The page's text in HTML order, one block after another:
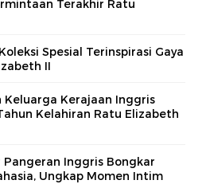
Terakhir Ratu
Spesial Terinspirasi Gaya
II
Keluarga Kerajaan Inggris
Kelahiran Ratu Elizabeth
Pangeran Inggris Bongkar
Ungkap Momen Intim